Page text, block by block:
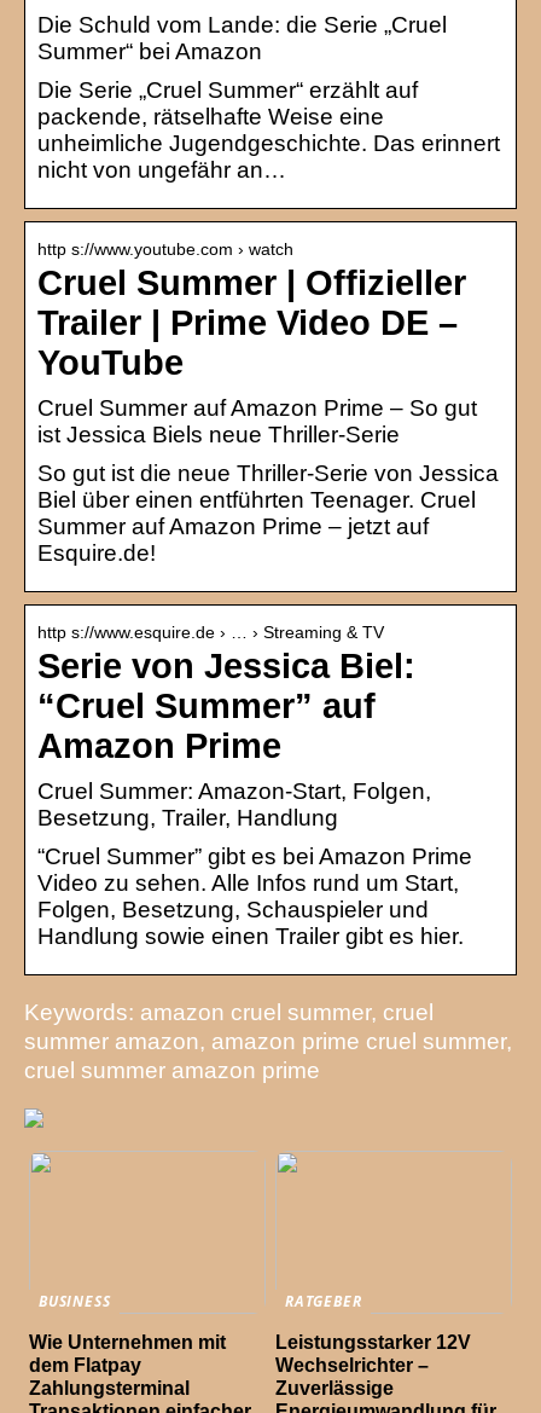
Die Schuld vom Lande: die Serie „Cruel
Summer“ bei Amazon
Die Serie „Cruel Summer“ erzählt auf
packende, rätselhafte Weise eine
unheimliche Jugendgeschichte. Das erinnert
nicht von ungefähr an…
http s://www.youtube.com › watch
Cruel Summer | Offizieller
Trailer | Prime Video DE –
YouTube
Cruel Summer auf Amazon Prime – So gut
ist Jessica Biels neue Thriller-Serie
So gut ist die neue Thriller-Serie von Jessica
Biel über einen entführten Teenager. Cruel
Summer auf Amazon Prime – jetzt auf
Esquire.de!
http s://www.esquire.de › … › Streaming & TV
Serie von Jessica Biel:
“Cruel Summer” auf
Amazon Prime
Cruel Summer: Amazon-Start, Folgen,
Besetzung, Trailer, Handlung
“Cruel Summer” gibt es bei Amazon Prime
Video zu sehen. Alle Infos rund um Start,
Folgen, Besetzung, Schauspieler und
Handlung sowie einen Trailer gibt es hier.
Keywords: amazon cruel summer, cruel
summer amazon, amazon prime cruel summer,
cruel summer amazon prime
BUSINESS
Wie Unternehmen mit
dem Flatpay
Zahlungsterminal
RATGEBER
Leistungsstarker 12V
Wechselrichter –
Zuverlässige